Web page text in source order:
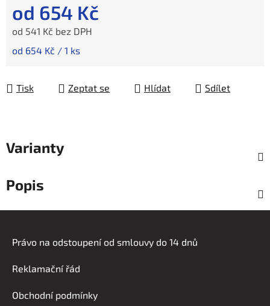
od 654 Kč
od 541 Kč bez DPH
Měrná cena:
od 654 Kč / 1 ks
Tisk Zeptat se Hlídat Sdílet
Varianty
Popis
Právo na odstoupení od smlouvy do 14 dnů
Reklamační řád
Obchodní podmínky